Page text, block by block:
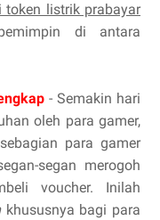
token listrik prabayar
di antara
- Semakin hari
oleh para gamer,
para gamer
segan merogoh
voucher. Inilah
khususnya bagi para